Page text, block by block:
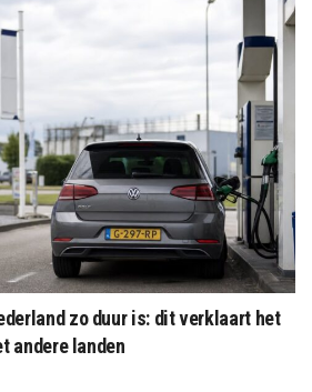
zo duur is: dit verklaart het
andere landen